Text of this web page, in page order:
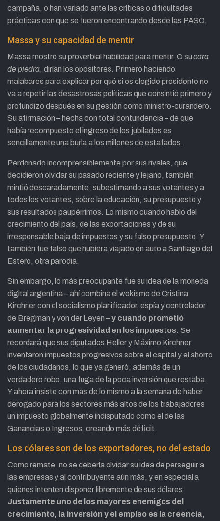
campaña, o han variado ante las críticas o dificultades
prácticas con que se fueron encontrando desde las PASO.
Massa y su capacidad de mentir
Massa mostró su proverbial habilidad para mentir. O su cara
de piedra, dirían los opositores. Primero haciendo
malabares para explicar por qué si es elegido presidente no
va a repetir las desastrosas políticas que consintió primero y
profundizó después en su gestión como ministro-curandero.
Su afirmación – hecha con total contundencia – de que
había recompuesto el ingreso de los jubilados es
sencillamente una burla a los millones de estafados.
Perdonado incomprensiblemente por sus rivales, que
decidieron olvidar su pasado reciente y lejano, también
mintió descaradamente, subestimando a sus votantes y a
todos los votantes, sobre la educación, su presupuesto y
sus resultados paupérrimos. Lo mismo cuando habló del
crecimiento del país, de las exportaciones y de su
irresponsable baja de impuestos y su falso presupuesto. Y
también fue falso que hubiera viajado en auto a Santiago del
Estero, otra parodia.
Sin embargo, lo más preocupante fue su idea de la moneda
digital argentina – ahí combina el wokismo de Cristina
Kirchner con el socialismo planificador, espía y controlador
de Bregman y von der Leyen –y cuando prometió
aumentar la progresividad en los impuestos. Se
recordará que sus diputados Heller y Máximo Kirchner
inventaron impuestos progresivos sobre el capital y el ahorro
de los ciudadanos, lo que ya generó, además de un
verdadero robo, una fuga de la poca inversión que restaba.
Y ahora insiste con más de lo mismo a la semana de haber
derogado para los sectores más altos de los trabajadores
un impuesto globalmente indisputado como el de las
Ganancias o Ingresos, creando más déficit.
Los dólares son de los exportadores, no del estado
Como remate, no se debería olvidar su idea de perseguir a
las empresas y al contribuyente aún más, y en especial a
quienes intenten disponer libremente de sus dólares.
Justamente uno de los mayores enemigos del
crecimiento, la inversión y el empleo es la creencia,